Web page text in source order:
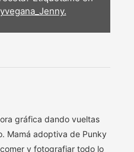
gráfica dando vueltas
Mamá adoptiva de Punky
y fotografiar todo lo